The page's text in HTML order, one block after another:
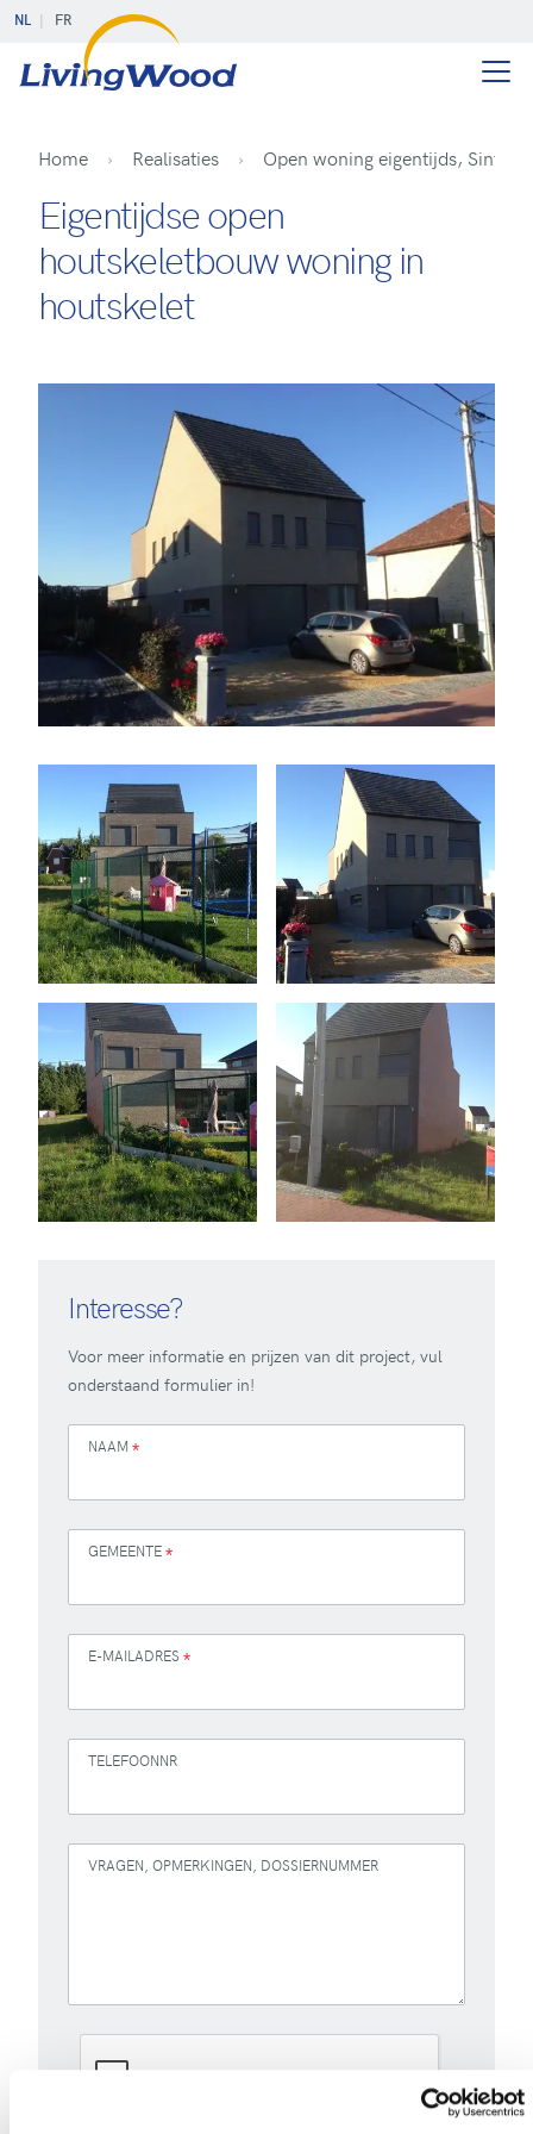
NL FR
Home Realisaties Open woning eigentijds, Sint-
Eigentijdse open
houtskeletbouw woning in
houtskelet
Interesse?
Voor meer informatie en prijzen van dit project, vul
onderstaand formulier in!
NAAM *
GEMEENTE*
E-MAILADRES *
TELEFOONNR
VRAGEN, OPMERKINGEN, DOSSIERNUMMER